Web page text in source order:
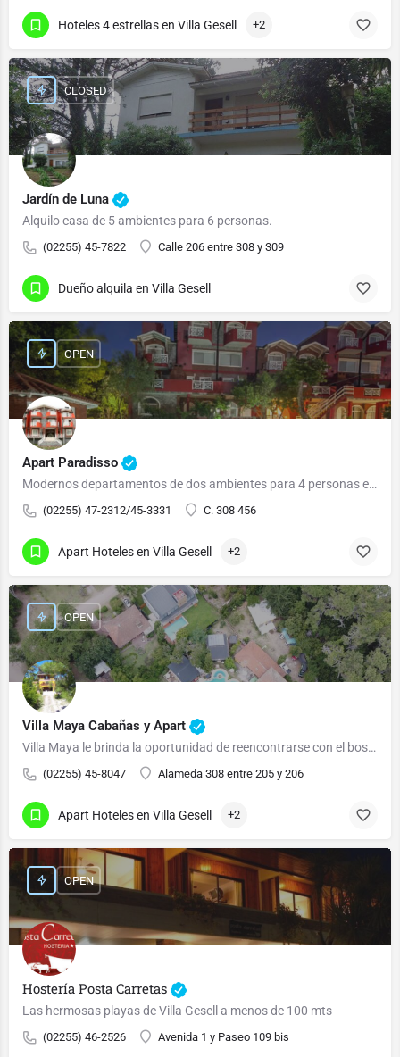
Hoteles 4 estrellas en Villa Gesell +2
Jardín de Luna
Alquilo casa de 5 ambientes para 6 personas.
(02255) 45-7822 Calle 206 entre 308 y 309
CLOSED
Dueño alquila en Villa Gesell
Apart Paradisso
Modernos departamentos de dos ambientes para 4 personas equipados con: Cocina, horno y 4…
(02255) 47-2312/45-3331 C. 308 456
OPEN
Apart Hoteles en Villa Gesell +2
Villa Maya Cabañas y Apart
Villa Maya le brinda la oportunidad de reencontrarse con el bosque y el mar.
(02255) 45-8047 Alameda 308 entre 205 y 206
OPEN
Apart Hoteles en Villa Gesell +2
Hostería Posta Carretas
Las hermosas playas de Villa Gesell a menos de 100 mts
(02255) 46-2526 Avenida 1 y Paseo 109 bis
OPEN